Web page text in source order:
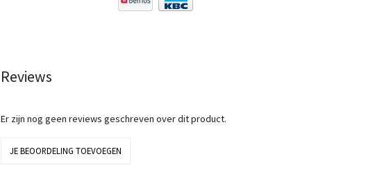
Reviews
Er zijn nog geen reviews geschreven over dit product.
JE BEOORDELING TOEVOEGEN